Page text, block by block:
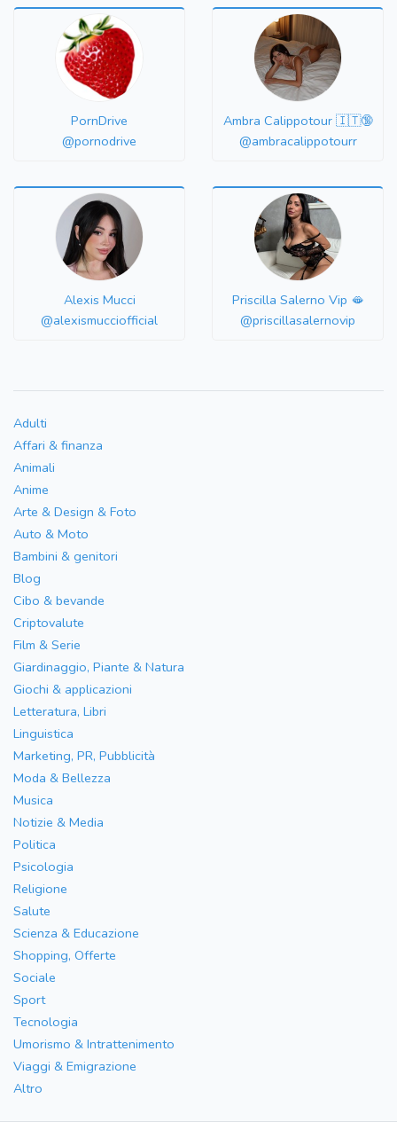
PornDrive
@pornodrive
Ambra Calippotour 🇮🇹🔞
@ambracalippotourr
Alexis Mucci
@alexismucciofficial
Priscilla Salerno Vip 🫦
@priscillasalernovip
Adulti
Affari & finanza
Animali
Anime
Arte & Design & Foto
Auto & Moto
Bambini & genitori
Blog
Cibo & bevande
Criptovalute
Film & Serie
Giardinaggio, Piante & Natura
Giochi & applicazioni
Letteratura, Libri
Linguistica
Marketing, PR, Pubblicità
Moda & Bellezza
Musica
Notizie & Media
Politica
Psicologia
Religione
Salute
Scienza & Educazione
Shopping, Offerte
Sociale
Sport
Tecnologia
Umorismo & Intrattenimento
Viaggi & Emigrazione
Altro